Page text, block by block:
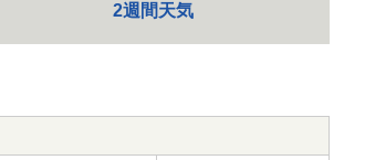
2週間天気